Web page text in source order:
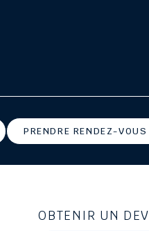
PRENDRE RENDEZ-VOUS
OBTENIR UN